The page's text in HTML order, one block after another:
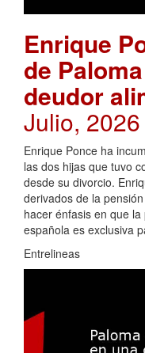
Enrique
de
deudor
Julio,
Enrique Ponce ha
las dos hijas que tuvo
desde su divorcio.
derivados de la
hacer énfasis en que
española es exclusiva
Entrelineas